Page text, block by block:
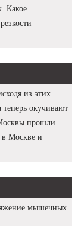
Какое
из этих
теперь окучивают
прошли
в Москве и
мышечных